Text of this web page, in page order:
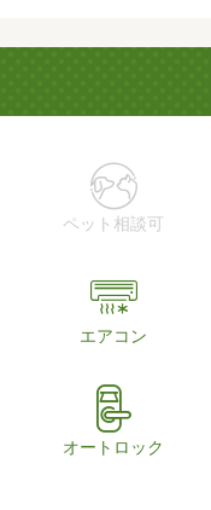
ペット相談可
エアコン
オートロック